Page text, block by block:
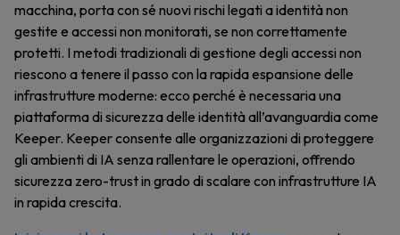
macchina, porta con sé nuovi rischi legati a identità non
gestite e accessi non monitorati, se non correttamente
protetti. I metodi tradizionali di gestione degli accessi non
riescono a tenere il passo con la rapida espansione delle
infrastrutture moderne: ecco perché è necessaria una
piattaforma di sicurezza delle identità all’avanguardia come
Keeper. Keeper consente alle organizzazioni di proteggere
gli ambienti di IA senza rallentare le operazioni, offrendo
sicurezza zero-trust in grado di scalare con infrastrutture IA
in rapida crescita.